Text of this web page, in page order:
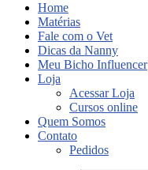
Home
Matérias
Fale com o Vet
Dicas da Nanny
Meu Bicho Influencer
Loja
Acessar Loja
Cursos online
Quem Somos
Contato
Pedidos